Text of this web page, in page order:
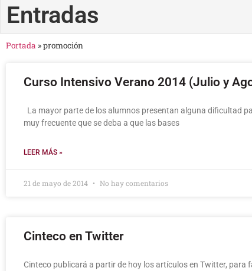
Entradas
Portada »promoción
Curso Intensivo Verano 2014 (Julio y
La mayor parte de los alumnos presentan alguna dificultad
muy frecuente que se deba a que las bases
LEER MÁS »
21 de mayo de 2014 No hay comentarios
Cinteco en Twitter
Cinteco publicará a partir de hoy los artículos en Twitter, para